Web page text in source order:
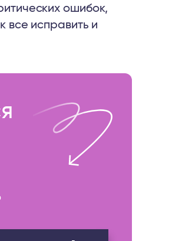
ошибок,
все исправить и